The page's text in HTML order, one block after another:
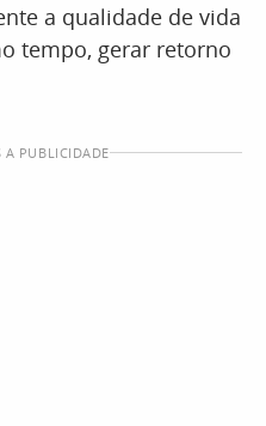
a qualidade de vida
tempo, gerar retorno
PUBLICIDADE